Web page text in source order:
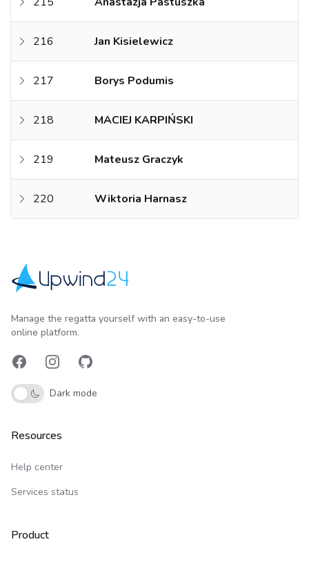
216 Jan Kisielewicz
217 Borys Podumis
218 MACIEJ KARPIŃSKI
219 Mateusz Graczyk
220 Wiktoria Harnasz
Manage the regatta yourself with an easy-to-use
online platform.
FacebookInstagramGitHub
Dark mode
Resources
Help center
Services status
Product